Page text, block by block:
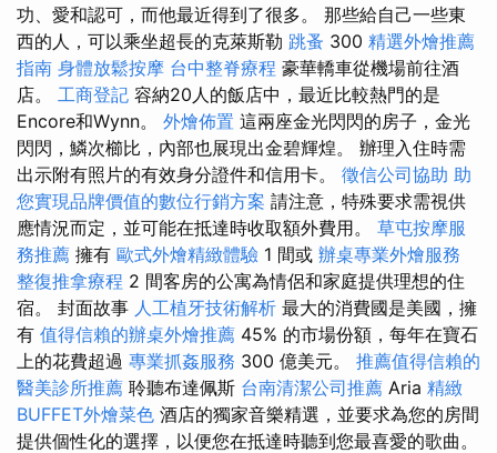
功、愛和認可，而他最近得到了很多。 那些給自己一些東
西的人，可以乘坐超長的克萊斯勒 跳蚤 300 精選外燴推薦
指南 身體放鬆按摩 台中整脊療程 豪華轎車從機場前往酒
店。 工商登記 容納20人的飯店中，最近比較熱門的是
Encore和Wynn。 外燴佈置 這兩座金光閃閃的房子，金光
閃閃，鱗次櫛比，內部也展現出金碧輝煌。 辦理入住時需
出示附有照片的有效身分證件和信用卡。 徵信公司協助 助
您實現品牌價值的數位行銷方案 請注意，特殊要求需視供
應情況而定，並可能在抵達時收取額外費用。 草屯按摩服
務推薦 擁有 歐式外燴精緻體驗 1 間或 辦桌專業外燴服務
整復推拿療程 2 間客房的公寓為情侶和家庭提供理想的住
宿。 封面故事 人工植牙技術解析 最大的消費國是美國，擁
有 值得信賴的辦桌外燴推薦 45% 的市場份額，每年在寶石
上的花費超過 專業抓姦服務 300 億美元。 推薦值得信賴的
醫美診所推薦 聆聽布達佩斯 台南清潔公司推薦 Aria 精緻
BUFFET外燴菜色 酒店的獨家音樂精選，並要求為您的房間
提供個性化的選擇，以便您在抵達時聽到您最喜愛的歌曲。